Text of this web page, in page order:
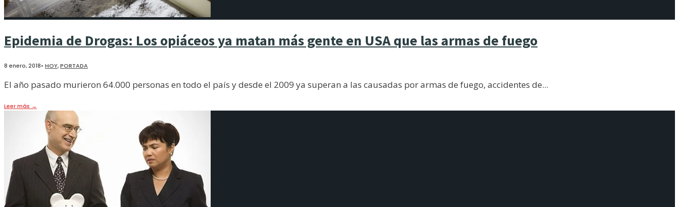
Epidemia de Drogas: Los opiáceos ya matan más gente en USA que las armas de fuego
8 enero, 2018• HOY,PORTADA
El año pasado murieron 64.000 personas en todo el país y desde el 2009 ya superan a las causadas por armas de fuego, accidentes de...
Leer más →